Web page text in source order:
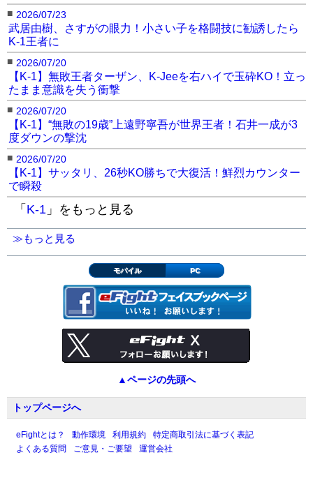
■ 2026/07/23
武居由樹、さすがの眼力！小さい子を格闘技に勧誘したら
K-1王者に
■ 2026/07/20
【K-1】無敗王者ターザン、K-Jeeを右ハイで玉砕KO！立っ
たまま意識を失う衝撃
■ 2026/07/20
【K-1】“無敗の19歳”上遠野寧吾が世界王者！石井一成が3
度ダウンの撃沈
■ 2026/07/20
【K-1】サッタリ、26秒KO勝ちで大復活！鮮烈カウンター
で瞬殺
「 K-1 」をもっと見る
≫もっと見る
モバイル PC
▲ページの先頭へ
トップページへ
eFightとは？ 動作環境 利用規約
特定商取引法に基づく表記
よくある質問
ご意見・ご要望 運営会社